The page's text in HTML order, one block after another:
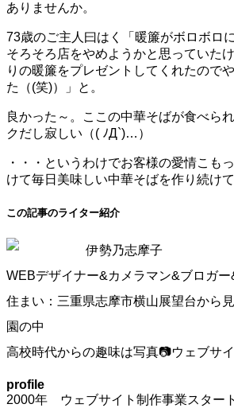
ありませんか。
73歳のご主人曰はく「暖簾がボロボロ
そろそろ店をやめようかと思っていた
りの暖簾をプレゼントしてくれたので
た（(笑)）」と。
良かった～。ここの中華そばが食べら
クだし寂しい（( ﾉД`)…）
・・・というわけでお客様の愛情こも
けて毎日美味しい中華そばを作り続け
この記事のライター紹介
伊勢乃志摩子
WEBデザイナー&カメラマン&ブロガ
住まい：三重県志摩市横山展望台から
園の中
高校時代からの趣味は写真📷ウェブサ
profile
2000年 ウェブサイト制作事業スタート